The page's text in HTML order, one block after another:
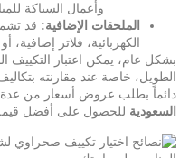
وأعمال السباكة
الملحقات الإضافية: قد
الكهربائية، فلاتر إضافية،
بشكل عام، يمكن اعتبار التكييف
الطويل، خاصة عند مقارنته
دائماً بطلب عروض أسعار من عدة
السعودية للحصول على أفضل